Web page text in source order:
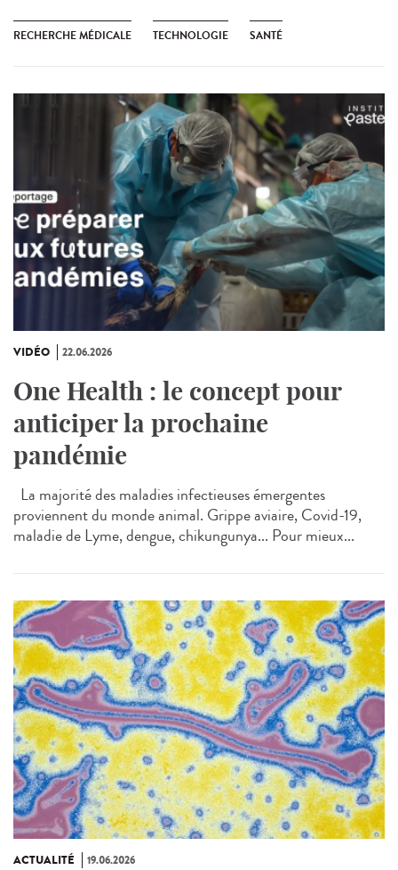
RECHERCHE MÉDICALE TECHNOLOGIE SANTÉ
VIDÉO 22.06.2026
One Health : le concept pour
anticiper la prochaine
pandémie
La majorité des maladies infectieuses émergentes
proviennent du monde animal. Grippe aviaire, Covid-19,
maladie de Lyme, dengue, chikungunya... Pour mieux...
ACTUALITÉ 19.06.2026